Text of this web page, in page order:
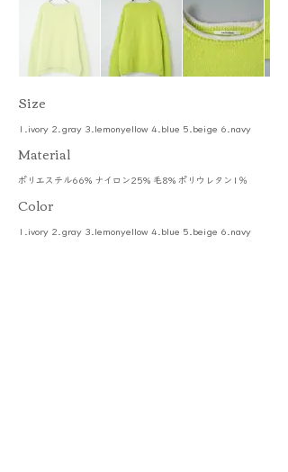
​Size
1.ivory 2.gray 3.lemonyellow 4.blue 5.beige 6.navy
​Material
ポリエステル66% ナイロン25% 毛8% ポリウレタン1％
Color
1.ivory 2.gray 3.lemonyellow 4.blue 5.beige 6.navy